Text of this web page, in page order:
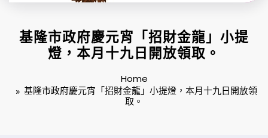
基隆市政府慶元宵「招財金龍」小提
燈，本月十九日開放領取。
Home
基隆市政府慶元宵「招財金龍」小提燈，本月十九日開放領
取。